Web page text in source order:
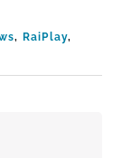
, RaiPlay,